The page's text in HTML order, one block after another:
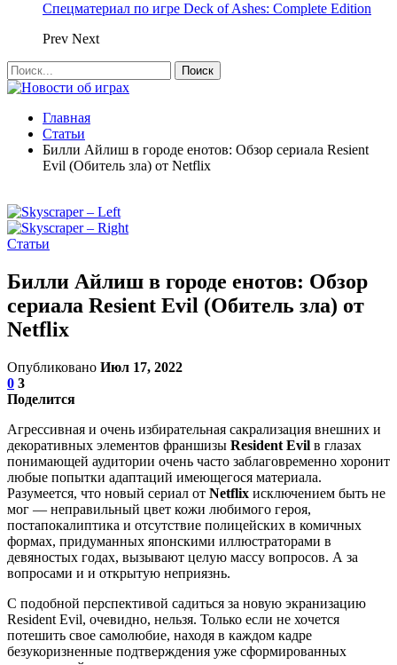
Спецматериал по игре Deck of Ashes: Complete Edition
Prev Next
Главная
Статьи
Билли Айлиш в городе енотов: Обзор сериала Resient
Evil (Обитель зла) от Netflix
Статьи
Билли Айлиш в городе енотов: Обзор
сериала Resient Evil (Обитель зла) от
Netflix
Опубликовано Июл 17, 2022
0 3
Поделится
Агрессивная и очень избирательная сакрализация внешних и
декоративных элементов франшизы Resident Evil в глазах
понимающей аудитории очень часто заблаговременно хоронит
любые попытки адаптаций имеющегося материала.
Разумеется, что новый сериал от Netflix исключением быть не
мог — неправильный цвет кожи любимого героя,
постапокалиптика и отсутствие полицейских в комичных
формах, придуманных японскими иллюстраторами в
девяностых годах, вызывают целую массу вопросов. А за
вопросами и и открытую неприязнь.
С подобной перспективой садиться за новую экранизацию
Resident Evil, очевидно, нельзя. Только если не хочется
потешить свое самолюбие, находя в каждом кадре
безукоризненные подтверждения уже сформированных